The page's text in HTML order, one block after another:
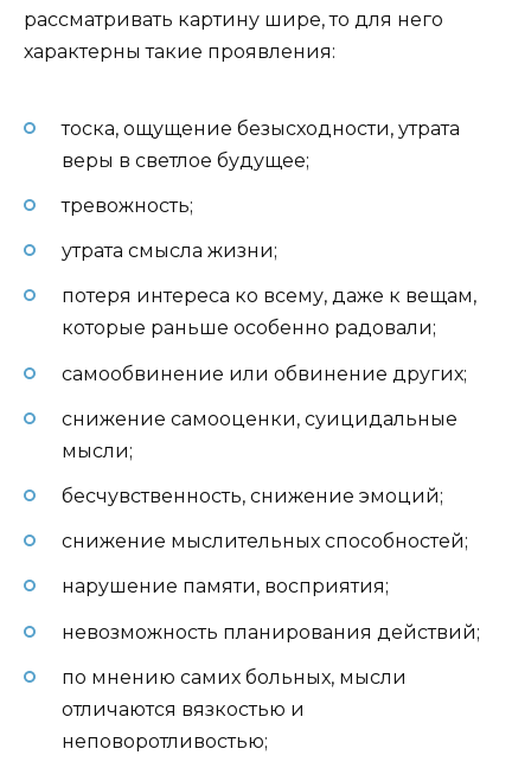
рассматривать картину шире, то для него
характерны такие проявления:
тоска, ощущение безысходности, утрата
веры в светлое будущее;
тревожность;
утрата смысла жизни;
потеря интереса ко всему, даже к вещам,
которые раньше особенно радовали;
самообвинение или обвинение других;
снижение самооценки, суицидальные
мысли;
бесчувственность, снижение эмоций;
снижение мыслительных способностей;
нарушение памяти, восприятия;
невозможность планирования действий;
по мнению самих больных, мысли
отличаются вязкостью и
неповоротливостью;